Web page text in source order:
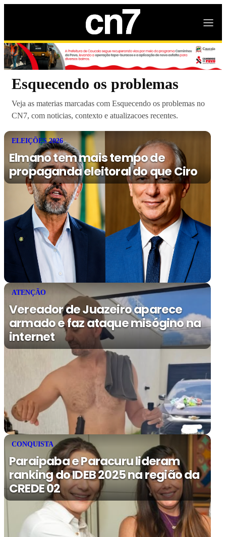
Esquecendo os problemas
Veja as materias marcadas com Esquecendo os problemas no
CN7, com noticias, contexto e atualizacoes recentes.
ELEIÇÕES 2026
Elmano tem mais tempo de
propaganda eleitoral do que Ciro
ATENÇÃO
Vereador de Juazeiro aparece
armado e faz ataque misógino na
internet
CONQUISTA
Paraipaba e Paracuru lideram
ranking do IDEB 2025 na região da
CREDE 02